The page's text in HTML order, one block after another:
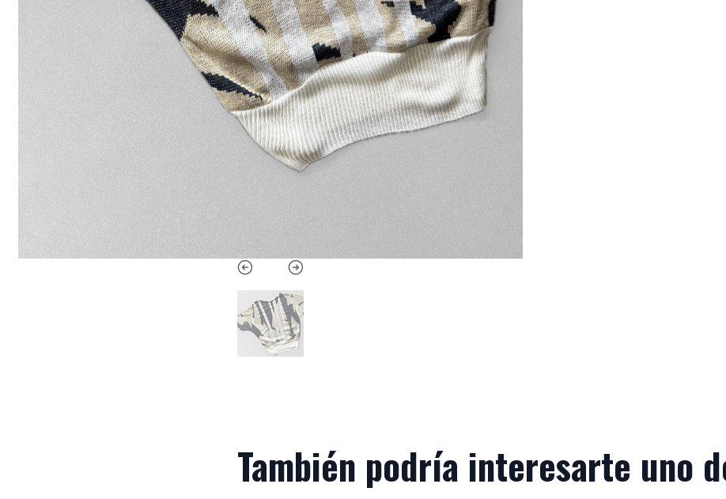
También podría interesarte uno